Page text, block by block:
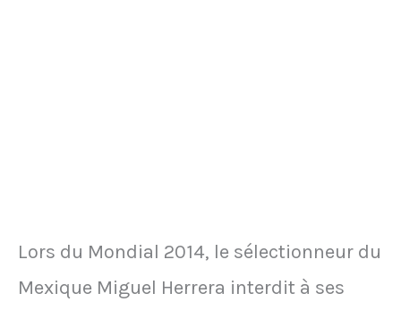
Lors du Mondial 2014, le sélectionneur du
Mexique Miguel Herrera interdit à ses